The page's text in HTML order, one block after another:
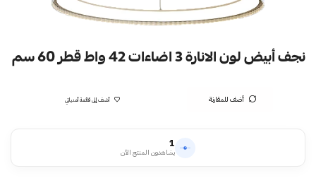
نجف أبيض لون الانارة 3 اضاءات 42 واط قطر 60 سم
أضف للمقارنة أضف إلى قائمة أمنياتي
1
يشاهدون المنتج الآن